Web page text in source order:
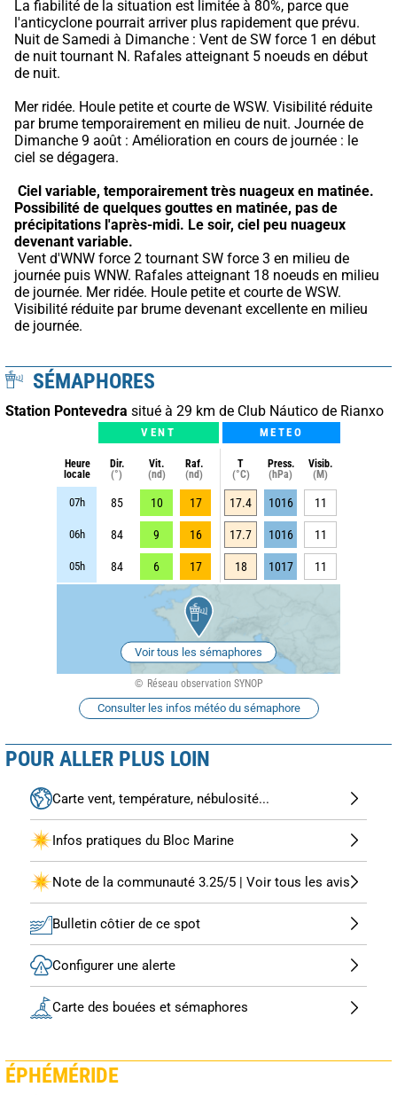
La fiabilité de la situation est limitée à 80%, parce que
l'anticyclone pourrait arriver plus rapidement que prévu.
Nuit de Samedi à Dimanche : Vent de SW force 1 en début
de nuit tournant N. Rafales atteignant 5 noeuds en début
de nuit.
Mer ridée. Houle petite et courte de WSW. Visibilité réduite
par brume temporairement en milieu de nuit. Journée de
Dimanche 9 août : Amélioration en cours de journée : le
ciel se dégagera.
Ciel variable, temporairement très nuageux en matinée.
Possibilité de quelques gouttes en matinée, pas de
précipitations l'après-midi. Le soir, ciel peu nuageux
devenant variable.
journée puis WNW. Rafales atteignant 18 noeuds en milieu
de journée. Mer ridée. Houle petite et courte de WSW.
Visibilité réduite par brume devenant excellente en milieu
de journée.
SÉMAPHORES
Station Pontevedra situé à 29 km de Club Náutico de Rianxo
VENT METEO
Heure
locale
Dir.
(°)
Vit.
(nd)
Raf.
(nd)
T
(°C)
Press.
(hPa)
Visib.
(M)
07h 85 10 17 17.4 1016 11
06h 84 9 16 17.7 1016 11
05h 84 6 17 18 1017 11
Voir tous les sémaphores
Réseau observation SYNOP
Consulter les infos météo du sémaphore
POUR ALLER PLUS LOIN
Carte vent, température, nébulosité...
Infos pratiques du Bloc Marine
Note de la communauté 3.25/5 | Voir tous les avis
Bulletin côtier de ce spot
Configurer une alerte
Carte des bouées et sémaphores
ÉPHÉMÉRIDE